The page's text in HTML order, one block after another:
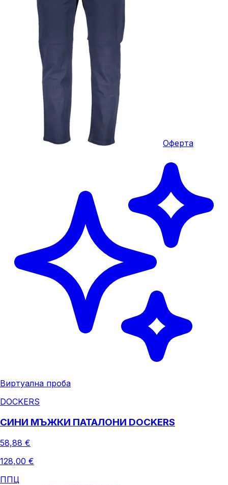
Оферта
Виртуална проба
DOCKERS
СИНИ МЪЖКИ ПАТАЛОНИ DOCKERS
58,88 €
128,00 €
ППЦ